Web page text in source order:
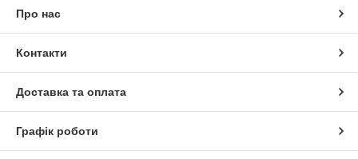
Про нас
Контакти
Доставка та оплата
Графік роботи